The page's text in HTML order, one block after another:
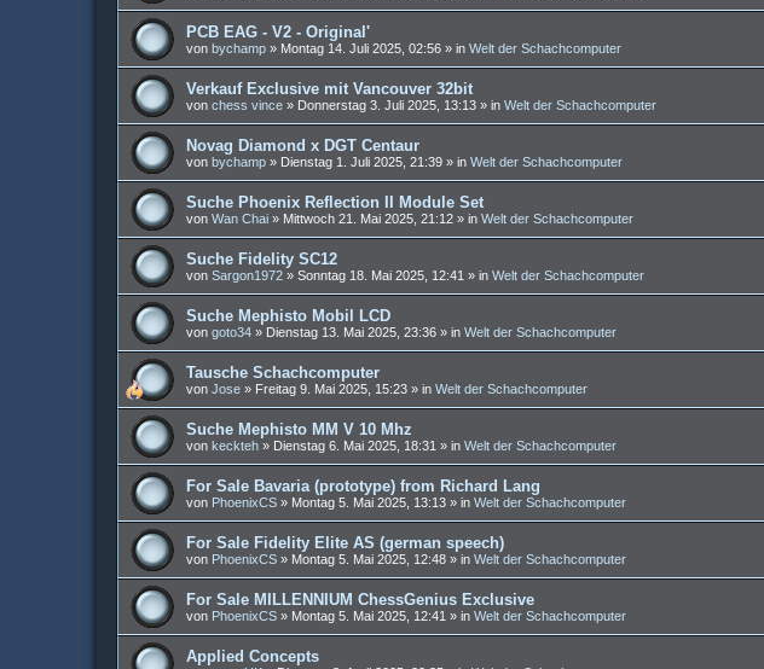
PCB EAG - V2 - Original'
von bychamp » Montag 14. Juli 2025, 02:56 » in Welt der Schachcomputer
Verkauf Exclusive mit Vancouver 32bit
von chess vince » Donnerstag 3. Juli 2025, 13:13 » in Welt der Schachcomputer
Novag Diamond x DGT Centaur
von bychamp » Dienstag 1. Juli 2025, 21:39 » in Welt der Schachcomputer
Suche Phoenix Reflection II Module Set
von Wan Chai » Mittwoch 21. Mai 2025, 21:12 » in Welt der Schachcomputer
Suche Fidelity SC12
von Sargon1972 » Sonntag 18. Mai 2025, 12:41 » in Welt der Schachcomputer
Suche Mephisto Mobil LCD
von goto34 » Dienstag 13. Mai 2025, 23:36 » in Welt der Schachcomputer
Tausche Schachcomputer
von Jose » Freitag 9. Mai 2025, 15:23 » in Welt der Schachcomputer
Suche Mephisto MM V 10 Mhz
von keckteh » Dienstag 6. Mai 2025, 18:31 » in Welt der Schachcomputer
For Sale Bavaria (prototype) from Richard Lang
von PhoenixCS » Montag 5. Mai 2025, 13:13 » in Welt der Schachcomputer
For Sale Fidelity Elite AS (german speech)
von PhoenixCS » Montag 5. Mai 2025, 12:48 » in Welt der Schachcomputer
For Sale MILLENNIUM ChessGenius Exclusive
von PhoenixCS » Montag 5. Mai 2025, 12:41 » in Welt der Schachcomputer
Applied Concepts